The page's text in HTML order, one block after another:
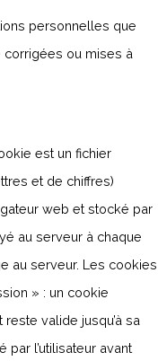
personnelles que
ou mises à
est un fichier
et de chiffres)
web et stocké par
au serveur à chaque
au serveur. Les cookies
» : un cookie
valide jusqu’à sa
par l’utilisateur avant